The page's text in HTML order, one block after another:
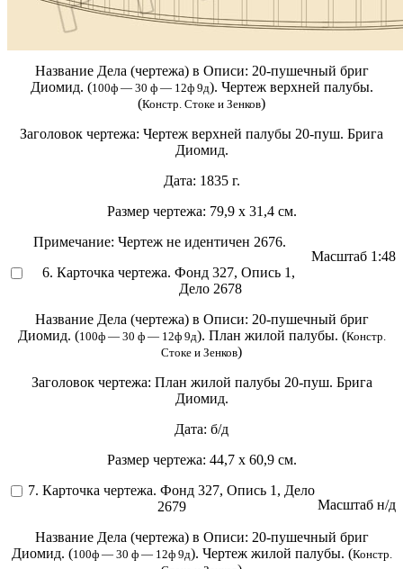
Название Дела (чертежа) в Описи: 20-пушечный бриг
Диомид. (100ф — 30 ф — 12ф 9д). Чертеж верхней палубы.
(Констр. Стоке и Зенков)
Заголовок чертежа: Чертеж верхней палубы 20-пуш. Брига
Диомид.
Дата: 1835 г.
Размер чертежа: 79,9 х 31,4 см.
Масштаб 1:48
Примечание: Чертеж не идентичен 2676.
6. Карточка чертежа. Фонд 327, Опись 1,
Дело 2678
Название Дела (чертежа) в Описи: 20-пушечный бриг
Диомид. (100ф — 30 ф — 12ф 9д). План жилой палубы. (Констр.
Стоке и Зенков)
Заголовок чертежа: План жилой палубы 20-пуш. Брига
Диомид.
Дата: б/д
Размер чертежа: 44,7 х 60,9 см.
Масштаб н/д
7. Карточка чертежа. Фонд 327, Опись 1, Дело
2679
Название Дела (чертежа) в Описи: 20-пушечный бриг
Диомид. (100ф — 30 ф — 12ф 9д). Чертеж жилой палубы. (Констр.